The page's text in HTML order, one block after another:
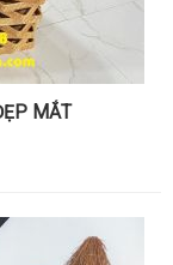
MẮT